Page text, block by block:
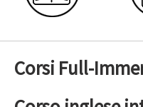
Corsi Full-